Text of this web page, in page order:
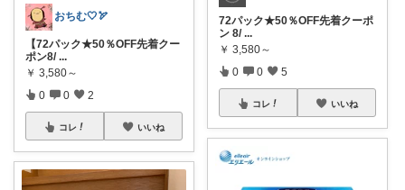
おちむ🤍🏹
【72パック★50％OFF先着クー
ポン8/ ...
￥ 3,580～
0 0 2
コレ いいね
72パック★50％OFF先着クーポ
ン 8/ ...
￥ 3,580～
0 0 5
コレ いいね